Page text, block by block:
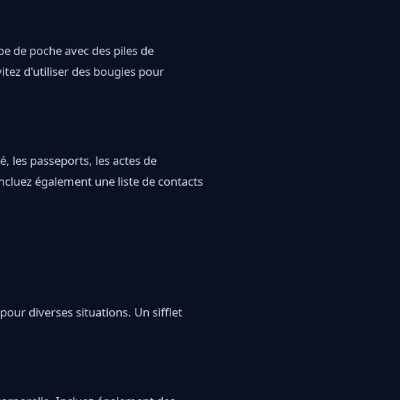
de poche avec des piles de
d'utiliser des bougies pour
les passeports, les actes de
également une liste de contacts
diverses situations. Un sifflet